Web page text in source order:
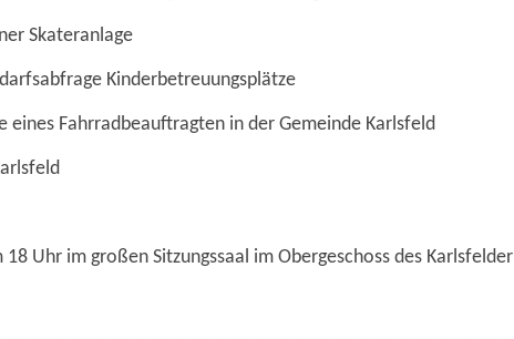
Skateranlage
Kinderbetreuungsplätze
eines Fahrradbeauftragten in der Gemeinde Karlsfeld
Uhr im großen Sitzungssaal im Obergeschoss des Karlsfelder